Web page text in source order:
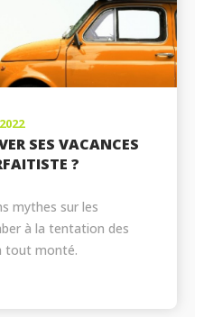
SES VACANCES
?
mythes sur les
à la tentation des
tout monté.